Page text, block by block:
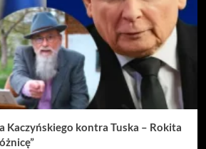
Kaczyńskiego kontra Tuska – Rokita